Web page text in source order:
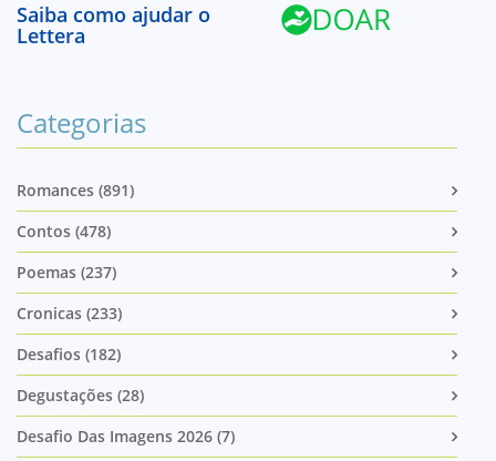
Saiba como ajudar o
Lettera
Categorias
Romances (891)
Contos (478)
Poemas (237)
Cronicas (233)
Desafios (182)
Degustações (28)
Desafio Das Imagens 2026 (7)